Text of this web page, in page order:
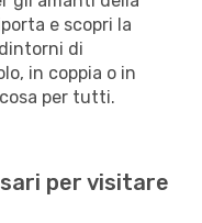
e scopri la
di
in coppia o in
per tutti.
per visitare